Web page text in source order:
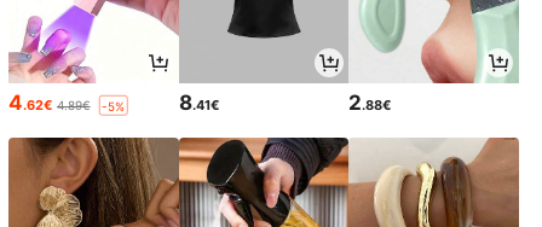
4.62€ 4.89€ -5% 8.41€ 2.88€